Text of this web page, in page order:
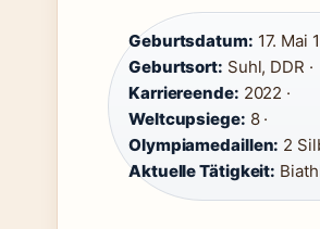
Geburtsdatum: 17. Mai
Geburtsort: Suhl, DDR ·
Karriereende: 2022 ·
Weltcupsiege: 8 ·
Olympiamedaillen: 2
Aktuelle Tätigkeit: